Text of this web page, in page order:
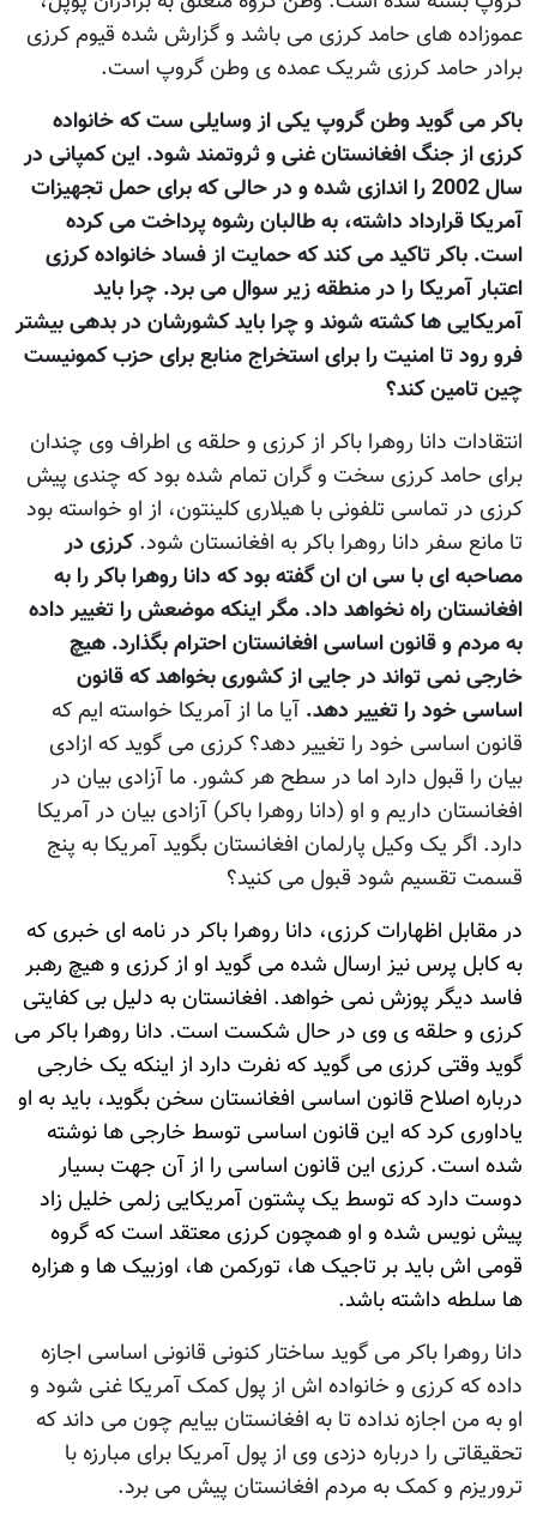
عموزاده های حامد کرزی می باشد و گزارش شده قیوم کرزی
برادر حامد کرزی شریک عمده ی وطن گروپ است.
باکر می گوید وطن گروپ یکی از وسایلی ست که خانواده
کرزی از جنگ افغانستان غنی و ثروتمند شود. این کمپانی در
سال 2002 را اندازی شده و در حالی که برای حمل تجهیزات
آمریکا قرارداد داشته، به طالبان رشوه پرداخت می کرده
است. باکر تاکید می کند که حمایت از فساد خانواده کرزی
اعتبار آمریکا را در منطقه زیر سوال می برد. چرا باید
آمریکایی ها کشته شوند و چرا باید کشورشان در بدهی بیشتر
فرو رود تا امنیت را برای استخراج منابع برای حزب کمونیست
چین تامین کند؟
انتقادات دانا روهرا باکر از کرزی و حلقه ی اطراف وی چندان
برای حامد کرزی سخت و گران تمام شده بود که چندی پیش
کرزی در تماسی تلفونی با هیلاری کلینتون، از او خواسته بود
تا مانع سفر دانا روهرا باکر به افغانستان شود.کرزی در
مصاحبه ای با سی ان ان گفته بود که دانا روهرا باکر را به
افغانستان راه نخواهد داد. مگر اینکه موضعش را تغییر داده
به مردم و قانون اساسی افغانستان احترام بگذارد. هیچ
خارجی نمی تواند در جایی از کشوری بخواهد که قانون
اساسی خود را تغییر دهد. آيا ما از آمریکا خواسته ایم که
قانون اساسی خود را تغییر دهد؟ کرزی می گوید که ازادی
بیان را قبول دارد اما در سطح هر کشور. ما آزادی بیان در
افغانستان داریم و او (دانا روهرا باکر) آزادی بیان در آمریکا
دارد. اگر یک وکیل پارلمان افغانستان بگوید آمریکا به پنج
قسمت تقسیم شود قبول می کنید؟
در مقابل اظهارات کرزی، دانا روهرا باکر در نامه ای خبری که
به کابل پرس نیز ارسال شده می گوید او از کرزی و هیچ رهبر
فاسد دیگر پوزش نمی خواهد. افغانستان به دلیل بی کفایتی
کرزی و حلقه ی وی در حال شکست است. دانا روهرا باکر می
گوید وقتی کرزی می گوید که نفرت دارد از اینکه یک خارجی
درباره اصلاح قانون اساسی افغانستان سخن بگوید، باید به او
یاداوری کرد که این قانون اساسی توسط خارجی ها نوشته
شده است. کرزی این قانون اساسی را از آن جهت بسیار
دوست دارد که توسط یک پشتون آمریکایی زلمی خلیل زاد
پیش نویس شده و او همچون کرزی معتقد است که گروه
قومی اش باید بر تاجیک ها، تورکمن ها، اوزبیک ها و هزاره
ها سلطه داشته باشد.
دانا روهرا باکر می گوید ساختار کنونی قانونی اساسی اجازه
داده که کرزی و خانواده اش از پول کمک آمریکا غنی شود و
او به من اجازه نداده تا به افغانستان بیایم چون می داند که
تحقیقاتی را درباره دزدی وی از پول آمریکا برای مبارزه با
تروریزم و کمک به مردم افغانستان پیش می برد.